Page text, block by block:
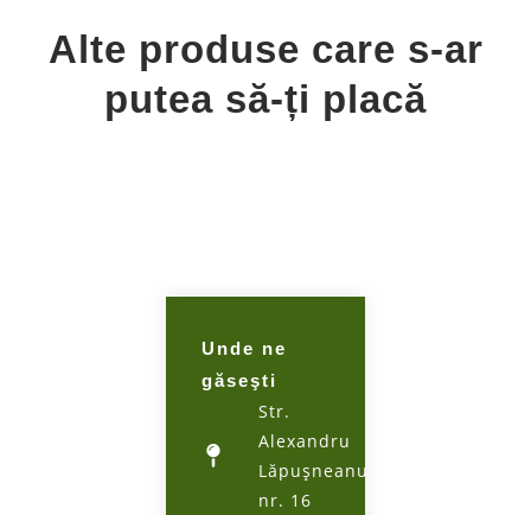
Alte produse care s-ar
putea să-ți placă
Unde ne
găseşti
Str.
Alexandru
Lăpuşneanu,
nr. 16